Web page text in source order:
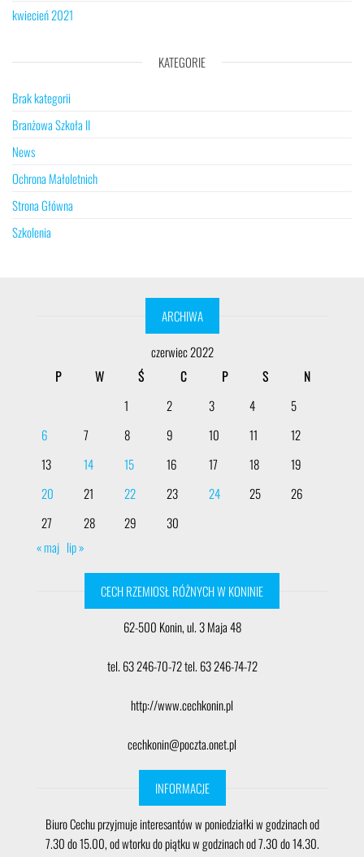
kwiecień 2021
KATEGORIE
Brak kategorii
Branżowa Szkoła II
News
Ochrona Małoletnich
Strona Główna
Szkolenia
ARCHIWA
czerwiec 2022
P
W Ś C P S
N
1
2 3 4
5
6
7 8 9 10 11
12
13
14 15 16 17 18
19
20
21 22 23 24 25
26
27
28 29
30
« maj lip »
CECH RZEMIOSŁ RÓŻNYCH W KONINIE
62-500 Konin, ul. 3 Maja 48
tel. 63 246-70-72 tel. 63 246-74-72
http://www.cechkonin.pl
cechkonin@poczta.onet.pl
INFORMACJE
Biuro Cechu przyjmuje interesantów w poniedziałki w godzinach od
7.30 do 15.00, od wtorku do piątku w godzinach od 7.30 do 14.30.